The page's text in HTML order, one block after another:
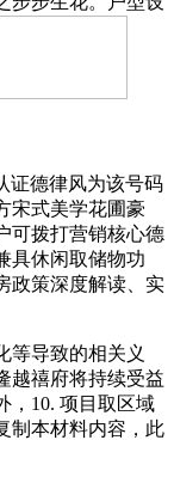
证德律风为该号码
宋式美学花圃豪
可拨打营销核心德
具休闲取储物功
政策深度解读、实
导致的相关义
越禧府将持续受益
，10. 项目取区域
制本材料内容，此